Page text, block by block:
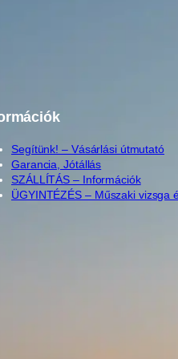
Segítünk! – Vásárlási útmutató
Garancia, Jótállás
SZÁLLÍTÁS – Információk
ÜGYINTÉZÉS – Műszaki vizsga